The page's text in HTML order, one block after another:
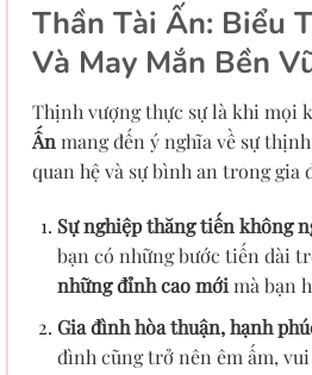
Thần Tài Ấn: Biểu
Và May Mắn Bền
Thịnh vượng thực sự là khi mọi
Ấnmang đến ý nghĩa về sự
quan hệ và sự bình an trong gia
Sự nghiệp thăng tiến không
bạn có những bước tiến dài
những đỉnh cao mới mà bạn
Gia đình hòa thuận, hạnh
đình cũng trở nên êm ấm, vui